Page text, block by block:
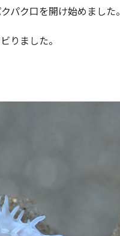
パク口を開け始めました。
りました。